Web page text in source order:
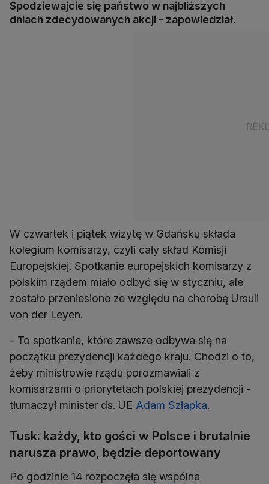
Spodziewajcie się państwo w najbliższych
dniach zdecydowanych akcji - zapowiedział.
W czwartek i piątek wizytę w Gdańsku składa
kolegium komisarzy, czyli cały skład Komisji
Europejskiej. Spotkanie europejskich komisarzy z
polskim rządem miało odbyć się w styczniu, ale
zostało przeniesione ze względu na chorobę Ursuli
von der Leyen.
- To spotkanie, które zawsze odbywa się na
początku prezydencji każdego kraju. Chodzi o to,
żeby ministrowie rządu porozmawiali z
komisarzami o priorytetach polskiej prezydencji -
tłumaczył minister ds. UE Adam Szłapka.
Tusk: każdy, kto gości w Polsce i brutalnie
narusza prawo, będzie deportowany
Po godzinie 14 rozpoczęła się wspólna